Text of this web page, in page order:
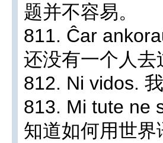
题并不容易。
811. Ĉar
还没有一个人去
812. Ni vidos.
813. Mi tute ne
知道如何用世